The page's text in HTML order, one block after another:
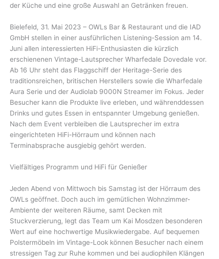
der Küche und eine große Auswahl an Getränken freuen.
Bielefeld, 31. Mai 2023 – OWLs Bar & Restaurant und die IAD
GmbH stellen in einer ausführlichen Listening-Session am 14.
Juni allen interessierten HiFi-Enthusiasten die kürzlich
erschienenen Vintage-Lautsprecher Wharfedale Dovedale vor.
Ab 16 Uhr steht das Flaggschiff der Heritage-Serie des
traditionsreichen, britischen Herstellers sowie die Wharfedale
Aura Serie und der Audiolab 9000N Streamer im Fokus. Jeder
Besucher kann die Produkte live erleben, und währenddessen
Drinks und gutes Essen in entspannter Umgebung genießen.
Nach dem Event verbleiben die Lautsprecher im extra
eingerichteten HiFi-Hörraum und können nach
Terminabsprache ausgiebig gehört werden.
Vielfältiges Programm und HiFi für Genießer
Jeden Abend von Mittwoch bis Samstag ist der Hörraum des
OWLs geöffnet. Doch auch im gemütlichen Wohnzimmer-
Ambiente der weiteren Räume, samt Decken mit
Stuckverzierung, legt das Team um Kai Mosdzen besonderen
Wert auf eine hochwertige Musikwiedergabe. Auf bequemen
Polstermöbeln im Vintage-Look können Besucher nach einem
stressigen Tag zur Ruhe kommen und bei audiophilen Klängen